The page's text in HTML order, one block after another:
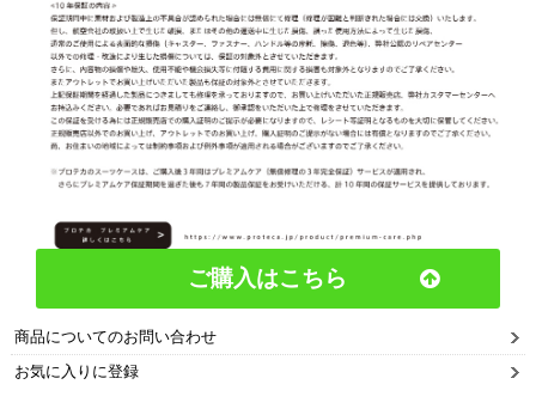
ご購入はこちら
商品についてのお問い合わせ
お気に入りに登録